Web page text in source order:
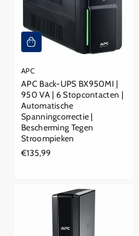
APC
APC Back-UPS BX950MI |
950 VA | 6 Stopcontacten |
Automatische
Spanningcorrectie |
Bescherming Tegen
Stroompieken
Reguliere
€135,99